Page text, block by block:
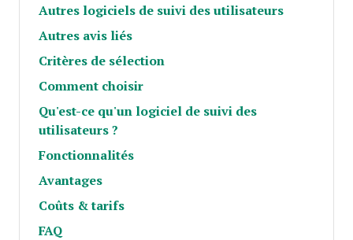
Autres logiciels de suivi des utilisateurs
Autres avis liés
Critères de sélection
Comment choisir
Qu'est-ce qu'un logiciel de suivi des
utilisateurs ?
Fonctionnalités
Avantages
Coûts & tarifs
FAQ